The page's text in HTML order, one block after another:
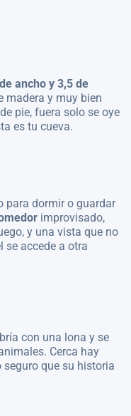
ancho y 3,5 de
madera y muy bien
pie, fuera solo se oye
es tu cueva.
para dormir o guardar
improvisado,
y una vista que no
se accede a otra
con una lona y se
Cerca hay
seguro que su historia